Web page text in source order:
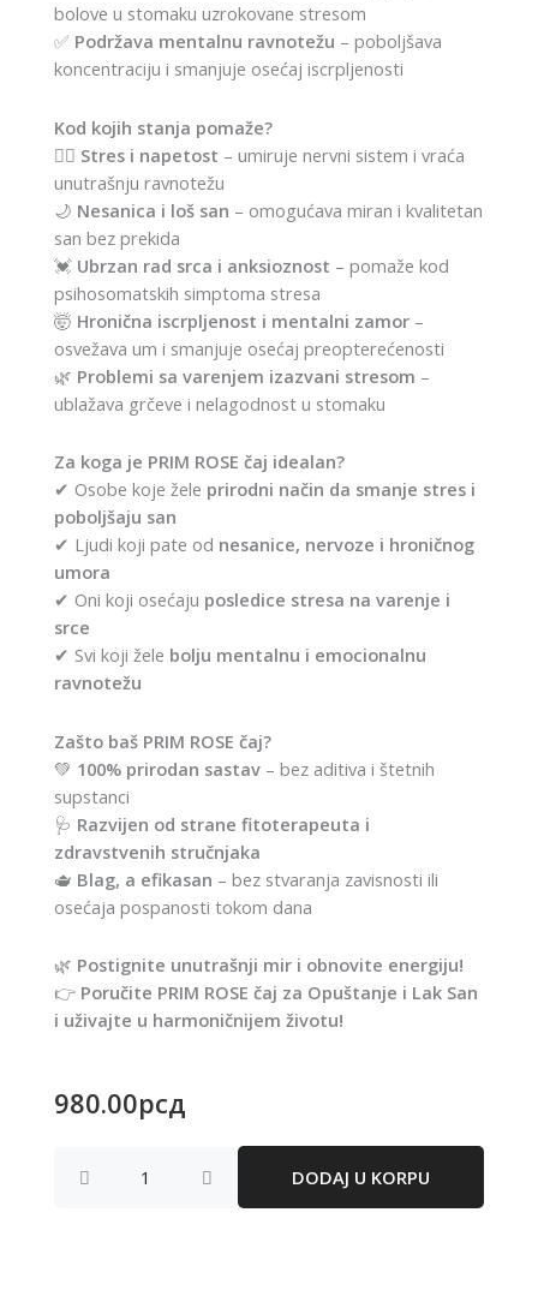
bolove u stomaku uzrokovane stresom
✅ Podržava mentalnu ravnotežu – poboljšava
koncentraciju i smanjuje osećaj iscrpljenosti
Kod kojih stanja pomaže?
🧘‍♀️ Stres i napetost – umiruje nervni sistem i vraća
unutrašnju ravnotežu
🌙 Nesanica i loš san – omogućava miran i kvalitetan
san bez prekida
💓 Ubrzan rad srca i anksioznost – pomaže kod
psihosomatskih simptoma stresa
🤯 Hronična iscrpljenost i mentalni zamor –
osvežava um i smanjuje osećaj preopterećenosti
🌿 Problemi sa varenjem izazvani stresom –
ublažava grčeve i nelagodnost u stomaku
Za koga je PRIM ROSE čaj idealan?
✔ Osobe koje žele prirodni način da smanje stres i
poboljšaju san
✔ Ljudi koji pate od nesanice, nervoze i hroničnog
umora
✔ Oni koji osećaju posledice stresa na varenje i
srce
✔ Svi koji žele bolju mentalnu i emocionalnu
ravnotežu
Zašto baš PRIM ROSE čaj?
💚 100% prirodan sastav – bez aditiva i štetnih
supstanci
🩺 Razvijen od strane fitoterapeuta i
zdravstvenih stručnjaka
🫖 Blag, a efikasan – bez stvaranja zavisnosti ili
osećaja pospanosti tokom dana
🌿 Postignite unutrašnji mir i obnovite energiju!
👉 Poručite PRIM ROSE čaj za Opuštanje i Lak San
i uživajte u harmoničnijem životu!
980.00рсд
DODAJ U KORPU